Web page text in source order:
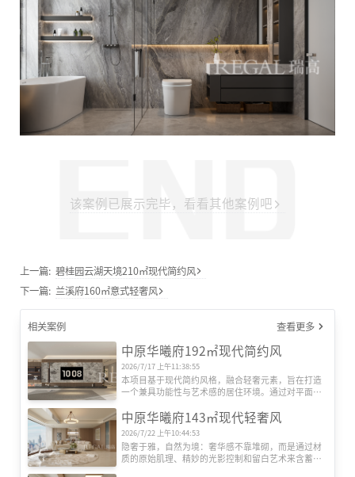
该案例已展示完毕，看看其他案例吧
上一篇: 碧桂园云湖天境210㎡现代简约风
下一篇: 兰溪府160㎡意式轻奢风
相关案例 查看更多
中原华曦府192㎡现代简约风
2026/7/17 上午11:38:55
本项目基于现代简约风格，融合轻奢元素，旨在打造
一个兼具功能性与艺术感的居住环境。通过对平面格
出通透、沉稳且富有层次的居住体验。
中原华曦府143㎡现代轻奢风
2026/7/22 上午10:44:53
隐奢于雅，自然为境：奢华感不靠堆砌，而是通过材
质的原始肌理、精妙的光影控制和留白艺术来含蓄表